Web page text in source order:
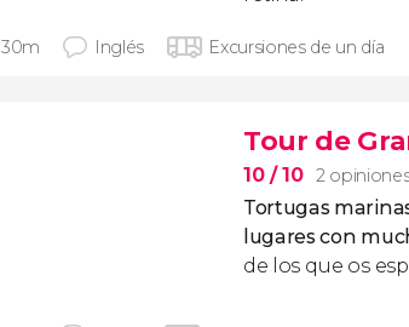
Inglés Excursiones de un día
Tour de
10/ 10 2
Tortugas
lugares con
de los que os